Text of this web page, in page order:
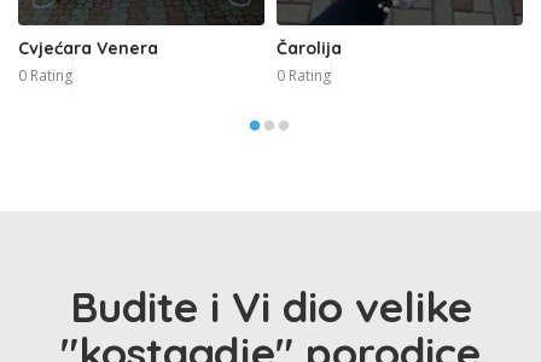
Cvjećara Venera
0 Rating
Čarolija
0 Rating
Budite i Vi dio velike